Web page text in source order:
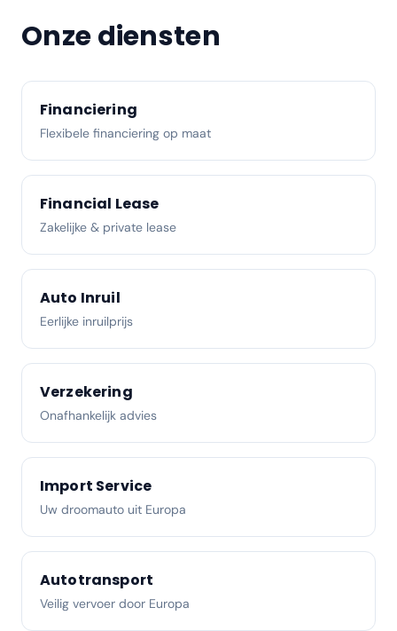
Onze diensten
Financiering
Flexibele financiering op maat
Financial Lease
Zakelijke & private lease
Auto Inruil
Eerlijke inruilprijs
Verzekering
Onafhankelijk advies
Import Service
Uw droomauto uit Europa
Autotransport
Veilig vervoer door Europa